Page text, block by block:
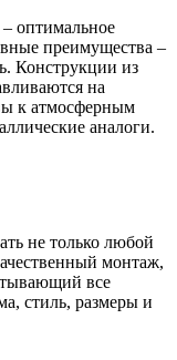
оптимальное
преимущества –
Конструкции из
на
к атмосферным
аналоги.
не только любой
монтаж,
все
стиль, размеры и